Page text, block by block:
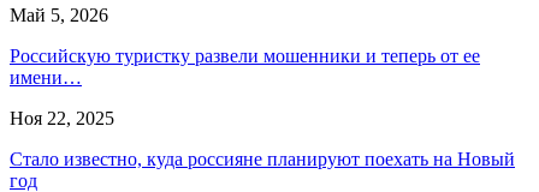
Май 5, 2026
Российскую туристку развели мошенники и теперь от ее
имени…
Ноя 22, 2025
Стало известно, куда россияне планируют поехать на Новый
год